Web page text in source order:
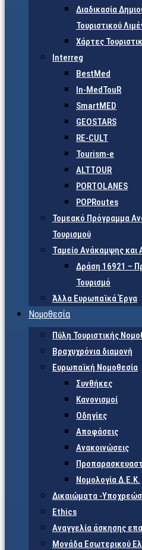
Διαδικασία
Τουριστικού
Χάρτες
Interreg
BestMed
In-MedTouR
SmartMED
GEOSTARS
RE-CULT
Tourism-e
ALTTOUR
PORTOLANES
POPRoutes
Τομεακό Πρόγραμμα
Τουρισμού
Ταμείο Ανάκαμψης και
Δράση 16921 –
Τουρισμό
Άλλα Ευρωπαϊκά Έργα
Νομοθεσία
Πύλη Τουριστικής
Βραχυχρόνια διαμονή
Ευρωπαϊκή Νομοθεσία
Συνθήκες
Κανονισμοί
Οδηγίες
Αποφάσεις
Ανακοινώσεις
Νομολογία Δ.Ε.Κ.
Δικαιώματα -
Ethics
Αναγγελία άσκησης
Μονάδα Εσωτερικού